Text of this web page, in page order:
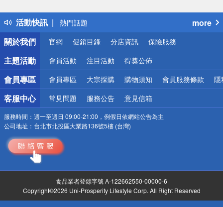
活動快訊
得獎公告
熱門話題
銀行優惠
偏遠地區配送
詐騙網頁！請小心！
more
關於我們
官網 促銷目錄 分店資訊 保險服務
主題活動 會員活動 注目活動 得獎公佈
會員專區 會員專區 大宗採購 購物須知 會員服務條款 隱
客服中心 常見問題 服務公告 意見信箱
服務時間： 週一至週日 09:00-21:00，例假日依網站公告為主
公司地址： 台北市北投區大業路136號5樓 (台灣)
食品業者登錄字號 A-122662550-00000-6
Copyright©2026 Uni-Prosperity Lifestyle Corp. All Right Reserved